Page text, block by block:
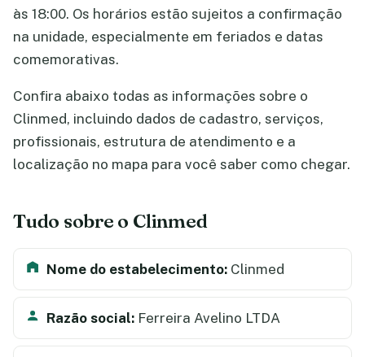
às 18:00. Os horários estão sujeitos a confirmação
na unidade, especialmente em feriados e datas
comemorativas.
Confira abaixo todas as informações sobre o
Clinmed, incluindo dados de cadastro, serviços,
profissionais, estrutura de atendimento e a
localização no mapa para você saber como chegar.
Tudo sobre o Clinmed
Nome do estabelecimento: Clinmed
Razão social: Ferreira Avelino LTDA